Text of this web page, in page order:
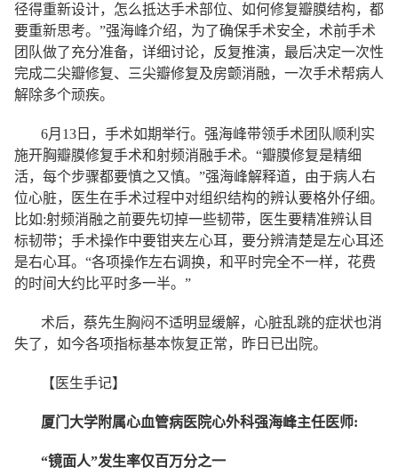
径得重新设计，怎么抵达手术部位、如何修复瓣膜结构，都
要重新思考。”强海峰介绍，为了确保手术安全，术前手术
团队做了充分准备，详细讨论，反复推演，最后决定一次性
完成二尖瓣修复、三尖瓣修复及房颤消融，一次手术帮病人
解除多个顽疾。
6月13日，手术如期举行。强海峰带领手术团队顺利实
施开胸瓣膜修复手术和射频消融手术。“瓣膜修复是精细
活，每个步骤都要慎之又慎。”强海峰解释道，由于病人右
位心脏，医生在手术过程中对组织结构的辨认要格外仔细。
比如:射频消融之前要先切掉一些韧带，医生要精准辨认目
标韧带；手术操作中要钳夹左心耳，要分辨清楚是左心耳还
是右心耳。“各项操作左右调换，和平时完全不一样，花费
的时间大约比平时多一半。”
术后，蔡先生胸闷不适明显缓解，心脏乱跳的症状也消
失了，如今各项指标基本恢复正常，昨日已出院。
【医生手记】
厦门大学附属心血管病医院心外科强海峰主任医师:
“镜面人”发生率仅百万分之一